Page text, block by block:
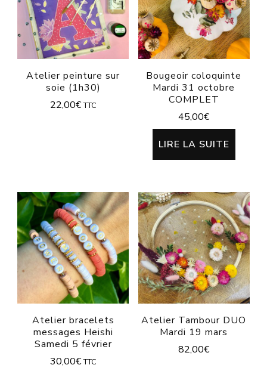
Atelier peinture sur
soie (1h30)
22,00€ TTC
Bougeoir coloquinte
Mardi 31 octobre
COMPLET
45,00€
LIRE LA SUITE
Atelier bracelets
messages Heishi
Samedi 5 février
30,00€ TTC
Atelier Tambour DUO
Mardi 19 mars
82,00€